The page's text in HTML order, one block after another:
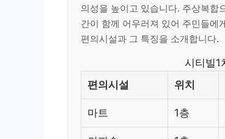
의성을 높이고 있습니다. 주상복합
간이 함께 어우러져 있어 주민들에
편의시설과 그 특징을 소개합니다.
시티빌1
편의시설
위치
마트 1층